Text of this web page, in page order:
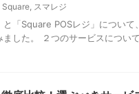
Square スマレジ
「Square POSレジ」について
した。 ２つのサービスについ